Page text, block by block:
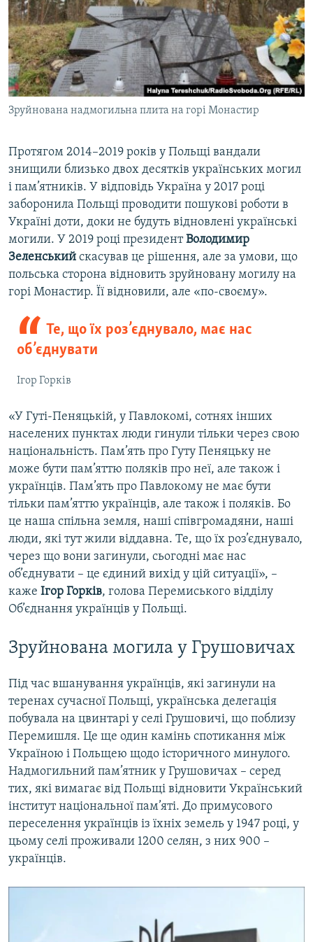
Зруйнована надмогильна плита на горі Монастир
Протягом 2014–2019 років у Польщі вандали
знищили близько двох десятків українських могил
і пам’ятників. У відповідь Україна у 2017 році
заборонила Польщі проводити пошукові роботи в
Україні доти, доки не будуть відновлені українські
могили. У 2019 році президентВолодимир
Зеленський скасував це рішення, але за умови, що
польська сторона відновить зруйновану могилу на
горі Монастир. Її відновили, але «по-своєму».
Те, що їх роз’єднувало, має нас
об’єднувати
Ігор Горків
«У Гуті-Пеняцькій, у Павлокомі, сотнях інших
населених пунктах люди гинули тільки через свою
національність. Пам’ять про Гуту Пеняцьку не
може бути пам’яттю поляків про неї, але також і
українців. Пам’ять про Павлокому не має бути
тільки пам’яттю українців, але також і поляків. Бо
це наша спільна земля, наші співгромадяни, наші
люди, які тут жили віддавна. Те, що їх роз’єднувало,
через що вони загинули, сьогодні має нас
об’єднувати – це єдиний вихід у цій ситуації», –
каже Ігор Горків, голова Перемиського відділу
Об’єднання українців у Польщі.
Зруйнована могила у Грушовичах
Під час вшанування українців, які загинули на
теренах сучасної Польщі, українська делегація
побувала на цвинтарі у селі Грушовичі, що поблизу
Перемишля. Це ще один камінь спотикання між
Україною і Польщею щодо історичного минулого.
Надмогильний пам’ятник у Грушовичах – серед
тих, які вимагає від Польщі відновити Український
інститут національної пам’яті. До примусового
переселення українців із їхніх земель у 1947 році, у
цьому селі проживали 1200 селян, з них 900 –
українців.